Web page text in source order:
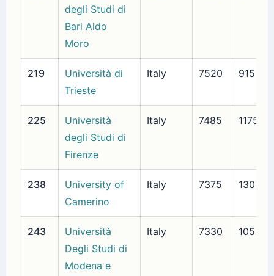
degli Studi di
Bari Aldo
Moro
219
Università di
Trieste
Italy 7520 915
225
Università
degli Studi di
Firenze
Italy 7485 1175
238
University of
Camerino
Italy 7375 1300
243
Università
Degli Studi di
Modena e
Italy 7330 1055